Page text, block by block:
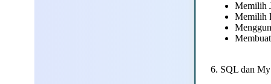
Memilih
Memilih
6. SQL dan